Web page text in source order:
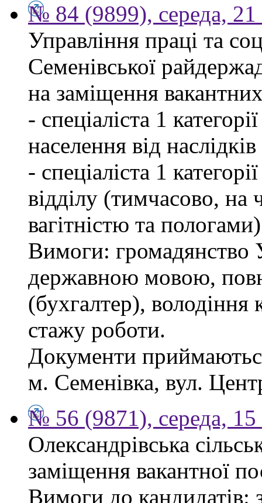
№ 84 (9899), середа,
Управління праці та
Семенівської
на заміщення
- спеціаліста 1
населення від
- спеціаліста 1
відділу (тимчасово, на
вагітністю та
Вимоги: громадянство
державною мовою,
(бухгалтер),
стажу роботи.
Документи
м. Семенівка, вул.
№ 56 (9871), середа,
Олександрівська
заміщення вакантної
Вимоги до кандидатів: